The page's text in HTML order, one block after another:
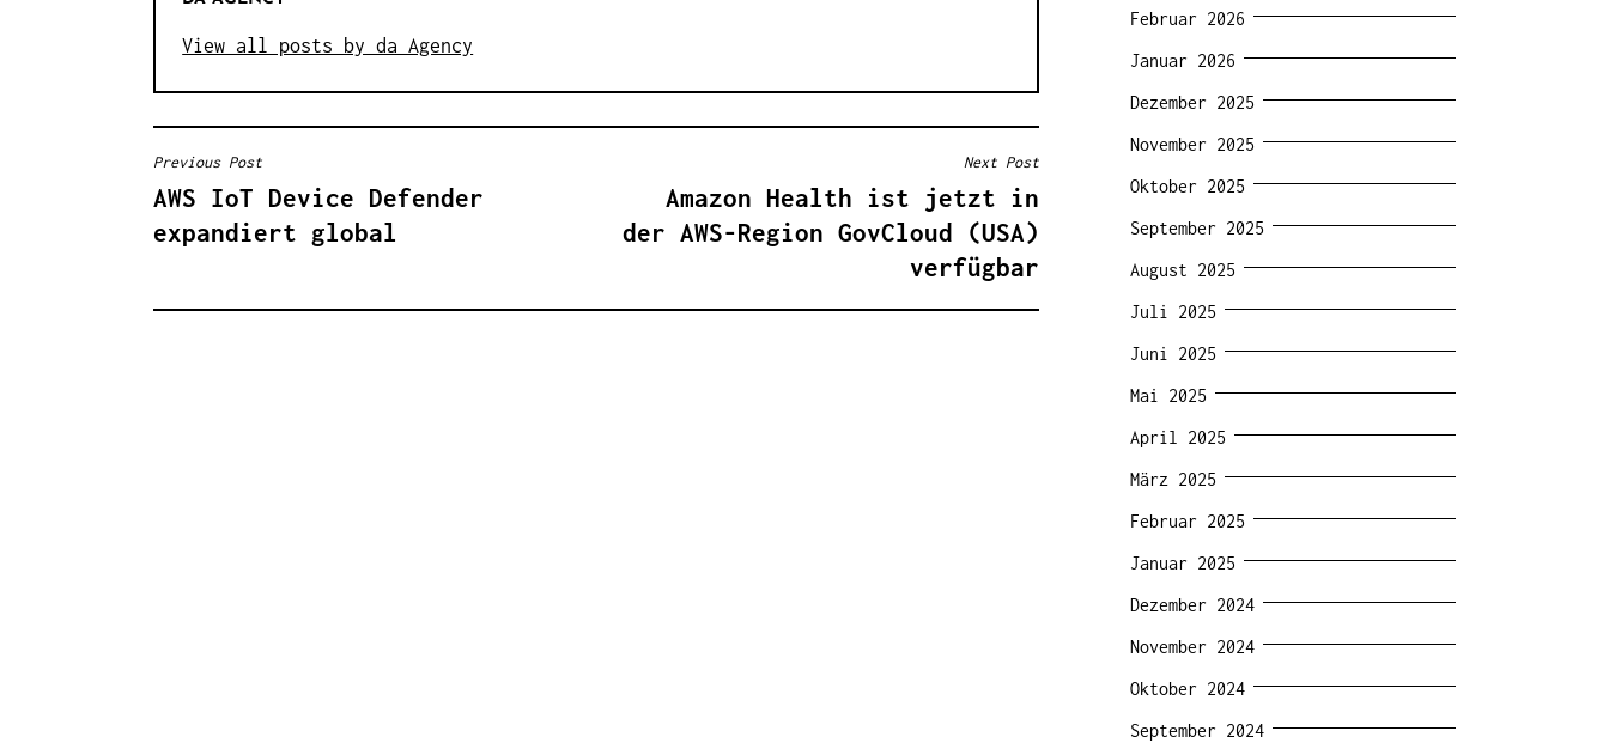
View all posts by da Agency
B
E
T
Previous Post
AWS IoT Device Defender
expandiert global
Next Post
Amazon Health ist jetzt in
der AWS-Region GovCloud (USA)
verfügbar
Februar 2026
Januar 2026
Dezember 2025
November 2025
Oktober 2025
September 2025
August 2025
Juli 2025
Juni 2025
Mai 2025
April 2025
März 2025
Februar 2025
Januar 2025
Dezember 2024
November 2024
Oktober 2024
September 2024